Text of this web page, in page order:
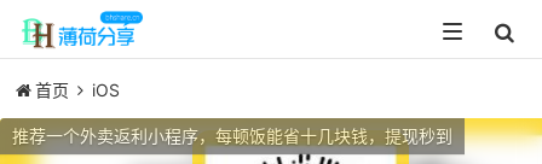
Toggle
navigation
首页 iOS
推荐一个外卖返利小程序，每顿饭能省十几块钱，提现秒到
Previous